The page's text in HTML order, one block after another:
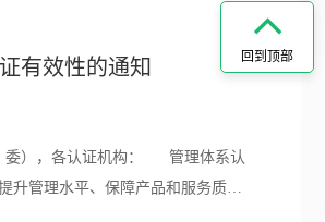
有效性的通知
委），各认证机构： 管理体系认
升管理水平、保障产品和服务质量
回到顶部